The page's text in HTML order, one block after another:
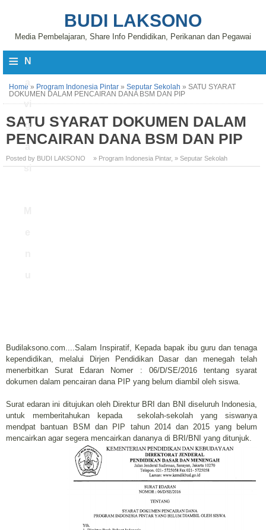
BUDI LAKSONO
Media Pembelajaran, Share Info Pendidikan, Perikanan dan Pegawai
≡ N
vi
g
a
si
Home » Program Indonesia Pintar » Seputar Sekolah » SATU SYARAT
DOKUMEN DALAM PENCAIRAN DANA BSM DAN PIP
SATU SYARAT DOKUMEN DALAM
PENCAIRAN DANA BSM DAN PIP
Posted by BUDI LAKSONO » Program Indonesia Pintar, » Seputar Sekolah
Budilaksono.com....Salam Inspiratif, Kepada bapak ibu guru dan tenaga
kependidikan, melalui Dirjen Pendidikan Dasar dan menegah telah
menerbitkan Surat Edaran Nomer : 06/D/SE/2016 tentang syarat
dokumen dalam pencairan dana PIP yang belum diambil oleh siswa.
Surat edaran ini ditujukan oleh Direktur BRI dan BNI diseluruh Indonesia,
untuk memberitahukan kepada sekolah-sekolah yang siswanya
mendpat bantuan BSM dan PIP tahun 2014 dan 2015 yang belum
mencairkan agar segera mencairkan dananya di BRI/BNI yang ditunjuk.